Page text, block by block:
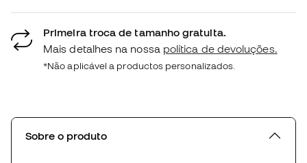
Primeira troca de tamanho gratuita.
Mais detalhes na nossa política de devoluções.
*Não aplicável a productos personalizados.
Sobre o produto